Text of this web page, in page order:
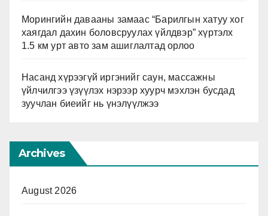
Морингийн давааны замаас “Барилгын хатуу хог
хаягдал дахин боловсруулах үйлдвэр” хүртэлх
1.5 км урт авто зам ашиглалтад орлоо
Насанд хүрээгүй иргэнийг саун, массажны
үйлчилгээ үзүүлэх нэрээр хуурч мэхлэн бусдад
зуучлан биеийг нь үнэлүүлжээ
Archives
August 2026